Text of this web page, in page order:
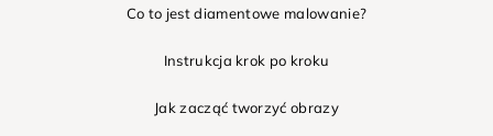
Co to jest diamentowe malowanie?
Instrukcja krok po kroku
Jak zacząć tworzyć obrazy